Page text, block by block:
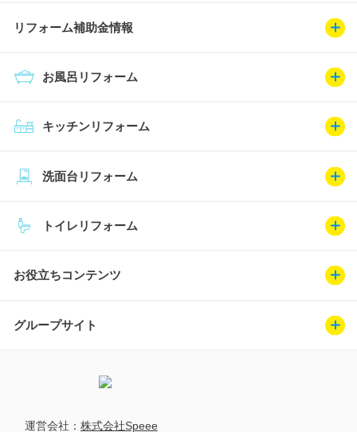
リフォーム補助金情報
キッチンリフォーム
お風呂リフォーム
トイレリフォーム
洗面台リフォーム
お役立ちコンテンツ
グループサイト
運営会社： 株式会社Speee